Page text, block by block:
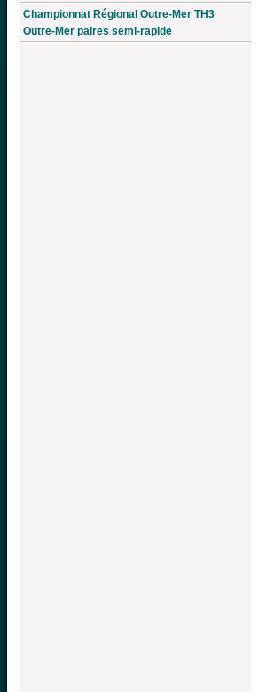
Championnat Régional Outre-Mer TH3
Outre-Mer paires semi-rapide